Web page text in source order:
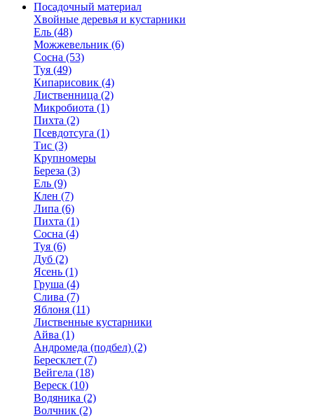
Посадочный материал
Хвойные деревья и кустарники
Ель (48)
Можжевельник (6)
Сосна (53)
Туя (49)
Кипарисовик (4)
Лиственница (2)
Микробиота (1)
Пихта (2)
Псевдотсуга (1)
Тис (3)
Крупномеры
Береза (3)
Ель (9)
Клен (7)
Липа (6)
Пихта (1)
Сосна (4)
Туя (6)
Дуб (2)
Ясень (1)
Груша (4)
Слива (7)
Яблоня (11)
Лиственные кустарники
Айва (1)
Андромеда (подбел) (2)
Бересклет (7)
Вейгела (18)
Вереск (10)
Водяника (2)
Волчник (2)